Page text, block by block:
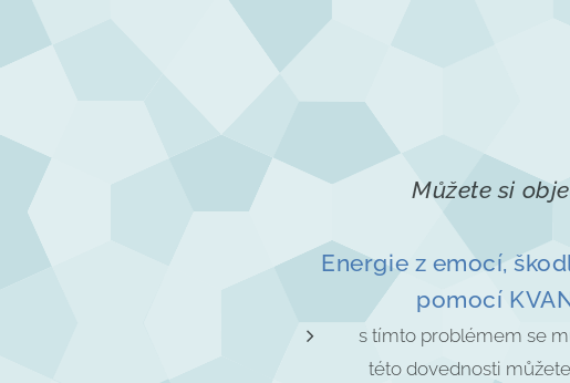
Můžete si
Energie z emocí,
pomocí
s tímto problémem se
této dovednosti